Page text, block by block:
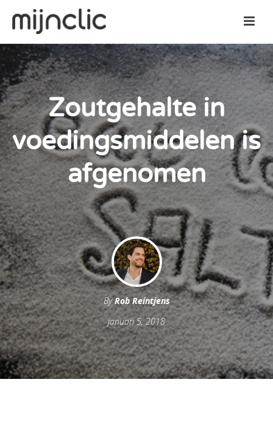
Zoutgehalte in
voedingsmiddelen is
afgenomen
ByRob Reintjens
januari 5, 2018